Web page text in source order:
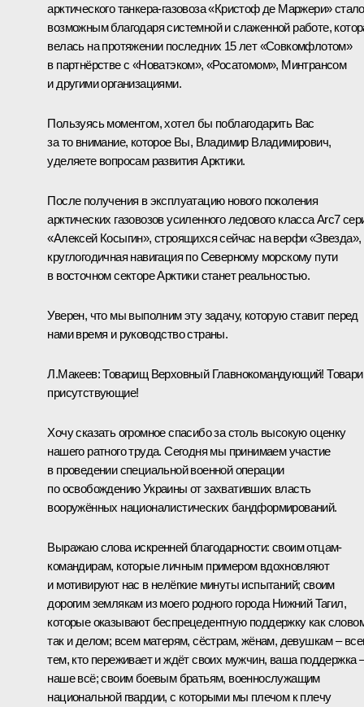
арктического танкера-газовоза «Кристоф де Маржери» стало
возможным благодаря системной и слаженной работе,
велась на протяжении последних 15 лет «Совкомфлотом»
в партнёрстве с «Новатэком», «Росатомом», Минтрансом
и другими организациями.
Пользуясь моментом, хотел бы поблагодарить Вас
за то внимание, которое Вы, Владимир Владимирович,
уделяете вопросам развития Арктики.
После получения в эксплуатацию нового поколения
арктических газовозов усиленного ледового класса Arc7
«Алексей Косыгин», строящихся сейчас на верфи «Звезда»,
круглогодичная навигация по Северному морскому пути
в восточном секторе Арктики станет реальностью.
Уверен, что мы выполним эту задачу, которую ставит перед
нами время и руководство страны.
Л.Макеев:Товарищ Верховный Главнокомандующий!
присутствующие!
Хочу сказать огромное спасибо за столь высокую оценку
нашего ратного труда. Сегодня мы принимаем участие
в проведении специальной военной операции
по освобождению Украины от захвативших власть
вооружённых националистических бандформирований.
Выражаю слова искренней благодарности: своим отцам-
командирам, которые личным примером вдохновляют
и мотивируют нас в нелёгкие минуты испытаний; своим
дорогим землякам из моего родного города Нижний Тагил,
которые оказывают беспрецедентную поддержку как
так и делом; всем матерям, сёстрам, жёнам, девушкам –
тем, кто переживает и ждёт своих мужчин, ваша поддержка
наше всё; своим боевым братьям, военнослужащим
национальной гвардии, с которыми мы плечом к плечу